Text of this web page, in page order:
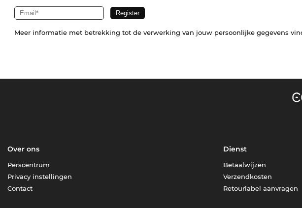
Meer informatie met betrekking tot de verwerking van jouw persoonlijke gegevens
Over ons
Perscentrum
Privacy instellingen
Contact
Dienst
Betaalwijzen
Verzendkosten
Retourlabel aanvragen